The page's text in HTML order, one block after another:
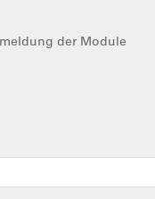
der Module